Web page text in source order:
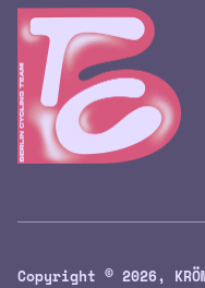
Copyright © 2026,